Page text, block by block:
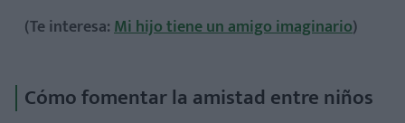
(Te interesa:Mi hijo tiene un amigo imaginario)
Cómo fomentar la amistad entre niños